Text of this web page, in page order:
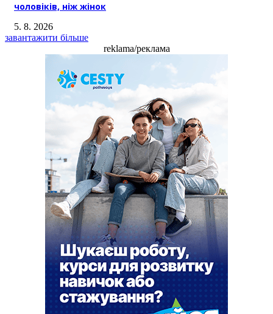
чоловіків, ніж жінок
5. 8. 2026
завантажити більше
reklama/реклама